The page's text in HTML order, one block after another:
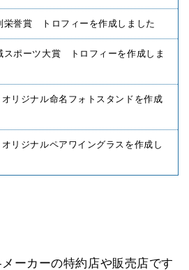
誉賞 トロフィーを作成しました
ポーツ大賞 トロフィーを作成しま
リジナル命名フォトスタンドを作成
リジナルペアワイングラスを作成し
ーカーの特約店や販売店です